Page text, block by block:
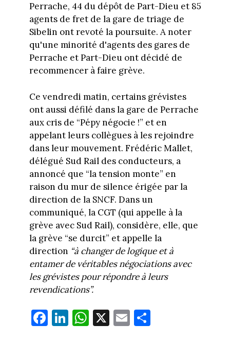
Perrache, 44 du dépôt de Part-Dieu et 85
agents de fret de la gare de triage de
Sibelin ont revoté la poursuite. A noter
qu'une minorité d'agents des gares de
Perrache et Part-Dieu ont décidé de
recommencer à faire grève.
Ce vendredi matin, certains grévistes
ont aussi défilé dans la gare de Perrache
aux cris de “Pépy négocie !” et en
appelant leurs collègues à les rejoindre
dans leur mouvement. Frédéric Mallet,
délégué Sud Rail des conducteurs, a
annoncé que “la tension monte” en
raison du mur de silence érigée par la
direction de la SNCF. Dans un
communiqué, la CGT (qui appelle à la
grève avec Sud Rail), considère, elle, que
la grève “se durcit” et appelle la
direction “à changer de logique et à
entamer de véritables négociations avec
les grévistes pour répondre à leurs
revendications”.
Fa
ce
Li
nk
W
ha
X E
m
Pa
rt